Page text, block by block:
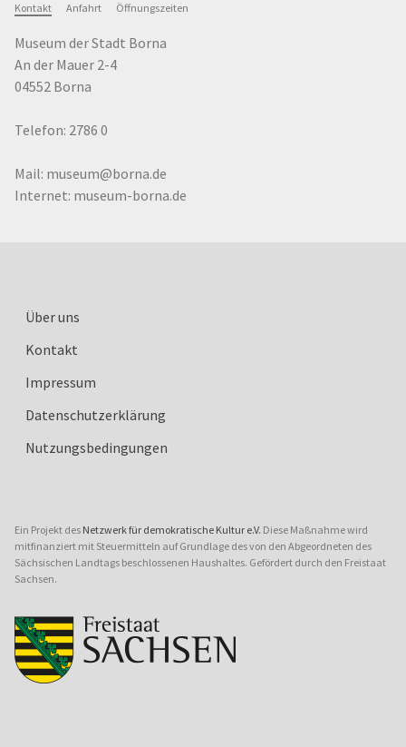
Kontakt Anfahrt Öffnungszeiten
Museum der Stadt Borna
An der Mauer 2-4
04552 Borna
Telefon: 2786 0
Mail: museum@borna.de
Internet: museum-borna.de
Über uns
Kontakt
Impressum
Datenschutzerklärung
Nutzungsbedingungen
Ein Projekt des Netzwerk für demokratische Kultur e.V. Diese Maßnahme wird
mitfinanziert mit Steuermitteln auf Grundlage des von den Abgeordneten des
Sächsischen Landtags beschlossenen Haushaltes. Gefördert durch den Freistaat
Sachsen.